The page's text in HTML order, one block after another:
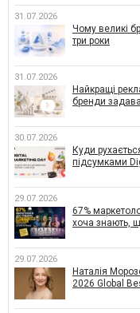
31.07.2026
Чому великі
три роки
31.07.2026
Найкращі
бренди
30.07.2026
Куди
підсумками
29.07.2026
67%
хоча знають,
29.07.2026
Наталія
2026 Global